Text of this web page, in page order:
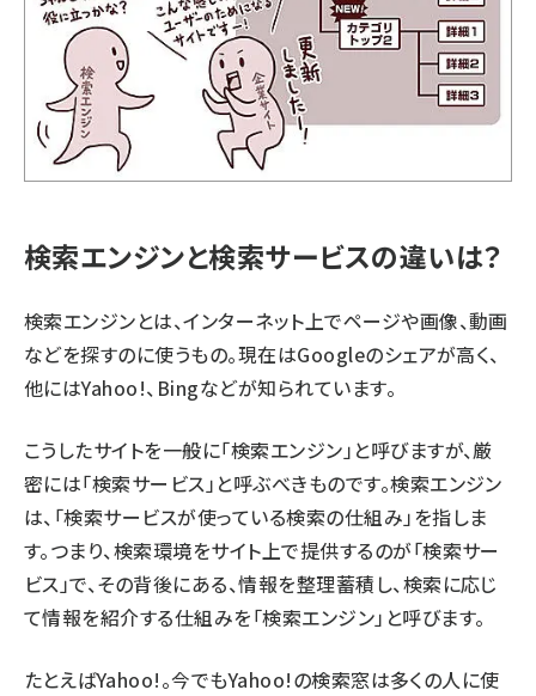
検索エンジンと検索サービスの違いは？
検索エンジンとは、インターネット上でページや画像、動画
などを探すのに使うもの。現在はGoogleのシェアが高く、
他にはYahoo!、Bingなどが知られています。
こうしたサイトを一般に「検索エンジン」と呼びますが、厳
密には「検索サービス」と呼ぶべきものです。検索エンジン
は、「検索サービスが使っている検索の仕組み」を指しま
す。つまり、検索環境をサイト上で提供するのが「検索サー
ビス」で、その背後にある、情報を整理蓄積し、検索に応じ
て情報を紹介する仕組みを「検索エンジン」と呼びます。
たとえばYahoo!。今でもYahoo!の検索窓は多くの人に使